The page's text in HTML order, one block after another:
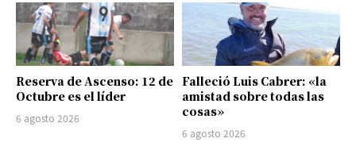
Reserva de Ascenso: 12 de
Octubre es el líder
6 agosto 2026
Falleció Luis Cabrer: «la
amistad sobre todas las
cosas»
6 agosto 2026